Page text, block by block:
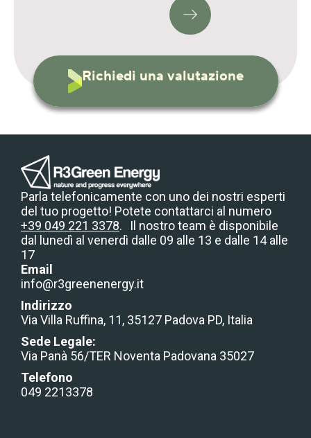
Richiedi una valutazione
Parla telefonicamente con uno dei nostri esperti
del tuo progetto! Potete contattarci al numero
+39 049 221 3378. Il nostro team è disponibile
dal lunedì al venerdì dalle 09 alle 13 e dalle 14 alle
17
Email
info@r3greenenergy.it
Indirizzo
Via Villa Ruffina, 11, 35127 Padova PD, Italia
Sede Legale:
Via Panà 56/TER Noventa Padovana 35027
Telefono
049 2213378